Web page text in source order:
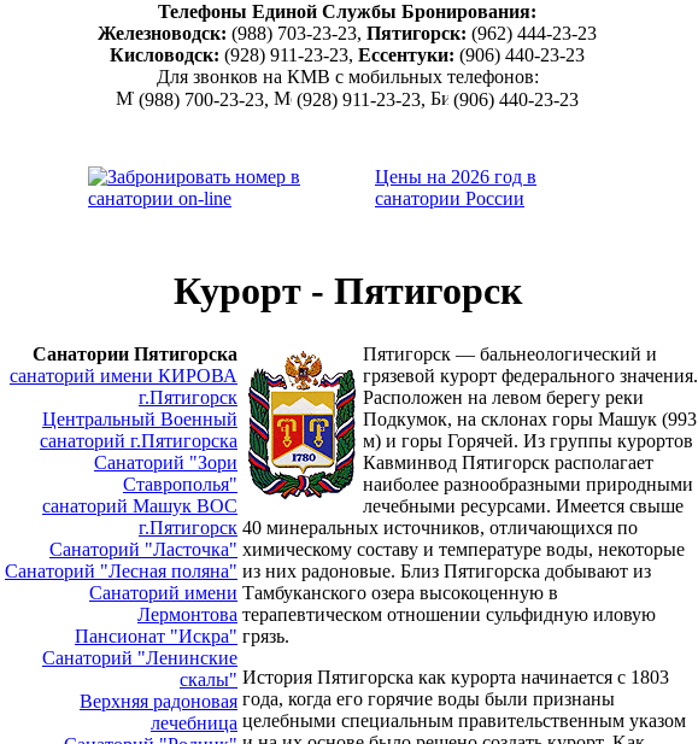
Телефоны Единой Службы Бронирования:
Железноводск: (988) 703-23-23, Пятигорск: (962) 444-23-23
Кисловодск: (928) 911-23-23, Ессентуки: (906) 440-23-23
Для звонков на КМВ с мобильных телефонов:
(988) 700-23-23,
(928) 911-23-23, (906) 440-23-23
Цены на 2026 год в
санатории России
Курорт - Пятигорск
Санатории Пятигорска
санаторий имени КИРОВА
г.Пятигорск
Центральный Военный
санаторий г.Пятигорска
Санаторий "Зори
Ставрополья"
санаторий Машук ВОС
г.Пятигорск
Санаторий "Ласточка"
Санаторий "Лесная поляна"
Санаторий имени
Лермонтова
Пансионат "Искра"
Санаторий "Ленинские
скалы"
Верхняя радоновая
лечебница
Пятигорск — бальнеологический и
грязевой курорт федерального значения.
Расположен на левом берегу реки
Подкумок, на склонах горы Машук (993
м) и горы Горячей. Из группы курортов
Кавминвод Пятигорск располагает
наиболее разнообразными природными
лечебными ресурсами. Имеется свыше
40 минеральных источников, отличающихся по
химическому составу и температуре воды, некоторые
из них радоновые. Близ Пятигорска добывают из
Тамбуканского озера высокоценную в
терапевтическом отношении сульфидную иловую
грязь.
История Пятигорска как курорта начинается с 1803
года, когда его горячие воды были признаны
целебными специальным правительственным указом